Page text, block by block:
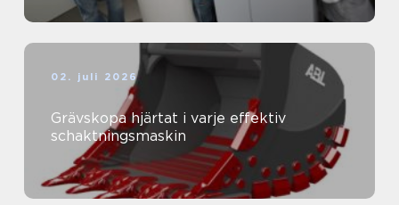
02. juli 2026
Grävskopa hjärtat i varje effektiv
schaktningsmaskin